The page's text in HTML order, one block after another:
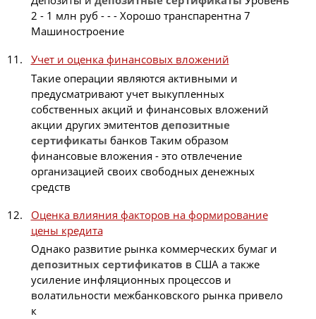
2 - 1 млн руб - - - Хорошо транспарентна 7
Машиностроение
Учет и оценка финансовых вложений
Такие операции являются активными и
предусматривают учет выкупленных
собственных акций и финансовых вложений
акции других эмитентов депозитные
сертификаты банков Таким образом
финансовые вложения - это отвлечение
организацией своих свободных денежных
средств
Оценка влияния факторов на формирование
цены кредита
Однако развитие рынка коммерческих бумаг и
депозитных сертификатов в США а также
усиление инфляционных процессов и
волатильности межбанковского рынка привело
к